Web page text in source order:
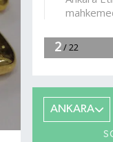
ANKARA